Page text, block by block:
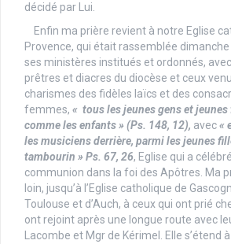
décidé par Lui.
Enfin ma prière revient à notre Eglise
Provence, qui était rassemblée
ses ministères institués et ordonnés,
prêtres et diacres du diocèse et ceux
charismes des fidèles laïcs et des
femmes, « tous les jeunes gens et
comme les enfants »(Ps. 148, 12), avec«
les musiciens derrière, parmi les jeunes
tambourin » Ps. 67, 26, Eglise qui a
communion dans la foi des Apôtres. Ma
loin, jusqu’à l’Eglise catholique de
Toulouse et d’Auch, à ceux qui ont prié
ont rejoint après une longue route avec
Lacombe et Mgr de Kérimel. Elle s’étend